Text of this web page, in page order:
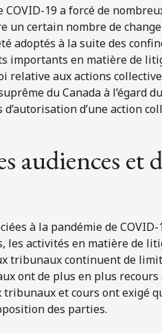
COVID-19 a forcé de
un certain nombre de
adoptés à la suite des
importants en matière de
relative aux actions
du Canada à l’égard
d’une action
audiences
à la pandémie de
les activités en matière de
tribunaux continuent de
ont de plus en plus
et cours ont exigé
des parties.